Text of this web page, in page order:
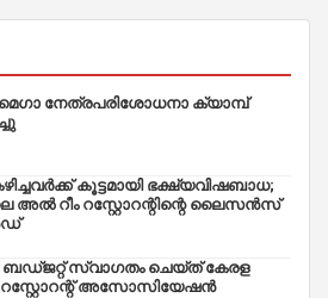
നേത്രപരിശോധനാ ക്യാമ്പ്
കൂട്ടമായി ഭക്ഷ്യവിഷബാധ;
അൽ റീം റസ്റ്റോറന്റിന്റെ ലൈസൻസ്
സ്വാഗതം ചെയ്ത് കേരള
റസ്റ്റോറന്റ് അസോസിയേഷൻ